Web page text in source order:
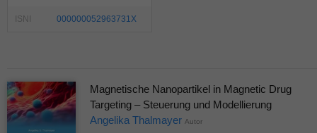
ISNI 000000052963731X
Magnetische Nanopartikel in Magnetic Drug
Targeting – Steuerung und Modellierung
Angelika Thalmayer Autor